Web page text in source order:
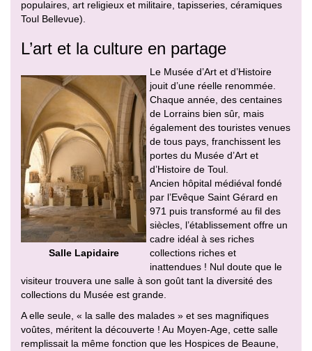
populaires, art religieux et militaire, tapisseries, céramiques
Toul Bellevue).
L’art et la culture en partage
Salle Lapidaire
Le Musée d’Art et d’Histoire
jouit d’une réelle renommée.
Chaque année, des centaines
de Lorrains bien sûr, mais
également des touristes venues
de tous pays, franchissent les
portes du Musée d’Art et
d’Histoire de Toul.
Ancien hôpital médiéval fondé
par l’Evêque Saint Gérard en
971 puis transformé au fil des
siècles, l’établissement offre un
cadre idéal à ses riches
collections riches et
inattendues ! Nul doute que le
visiteur trouvera une salle à son goût tant la diversité des
collections du Musée est grande.
A elle seule, « la salle des malades » et ses magnifiques
voûtes, méritent la découverte ! Au Moyen-Age, cette salle
remplissait la même fonction que les Hospices de Beaune,